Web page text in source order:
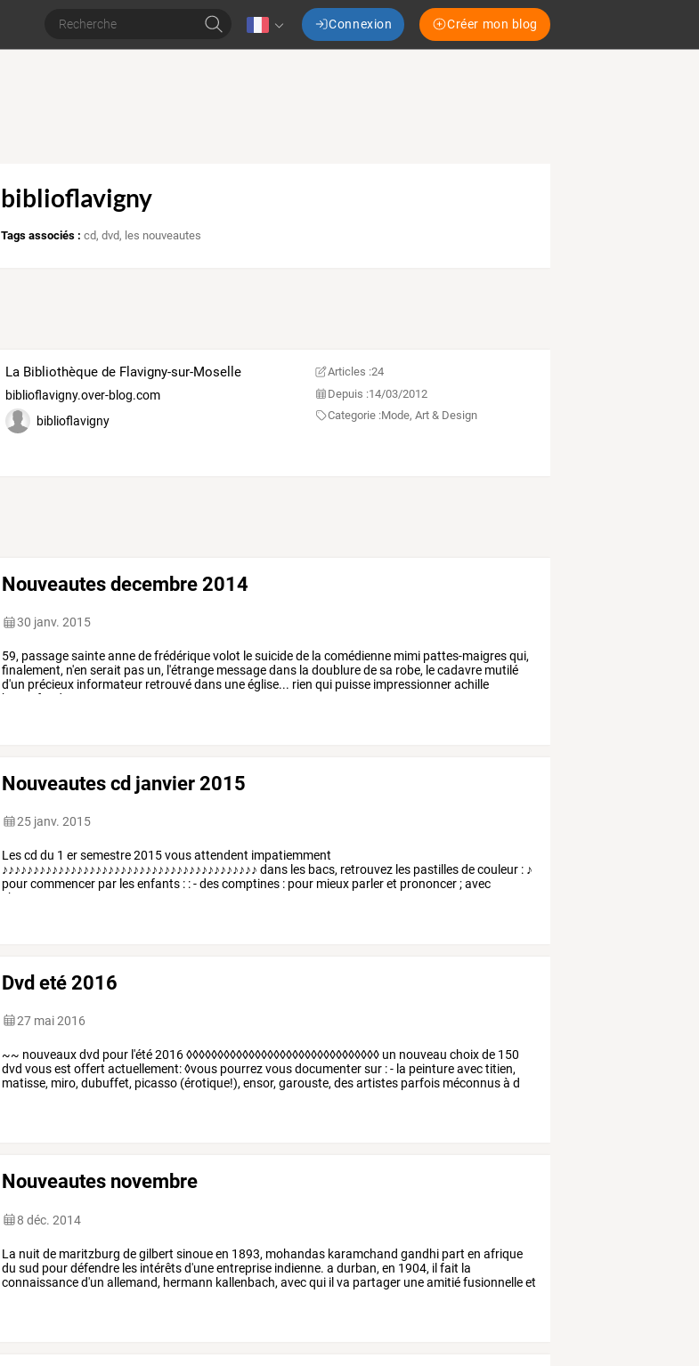
Connexion Créer mon blog
biblioflavigny
Tags associés : cd,dvd, les nouveautes
La Bibliothèque de Flavigny-sur-Moselle
biblioflavigny.over-blog.com
biblioflavigny
Articles :24
Depuis :14/03/2012
Categorie :Mode, Art & Design
Nouveautes decembre 2014
30 janv. 2015
59, passagesainteannedefrédériquevolot lesuicidede la comédienne mimi pattes-maigresqui,
finalement, n'en serait pas un, l'étrange messagedans la doubluredesa robe, lecadavre mutilé
d'un précieux informateur retrouvédans uneéglise... rien qui puisse impressionnerachille
bonnefond
Nouveautes cd janvier 2015
25 janv. 2015
Lescd du 1 ersemestre2015vousattendent impatiemment
♪♪♪♪♪♪♪♪♪♪♪♪♪♪♪♪♪♪♪♪♪♪♪♪♪♪♪♪♪♪♪♪♪♪♪♪♪♪♪♪♪ dans les bacs, retrouvez les pastillesdecouleur : ♪
pourcommencer par lesenfants : :-descomptines : pour mieux parleret prononcer;avec
chansons
Dvd eté 2016
27 mai 2016
~~ nouveaux dvd pour l'été 2016 ◊◊◊◊◊◊◊◊◊◊◊◊◊◊◊◊◊◊◊◊◊◊◊◊◊◊◊◊◊◊◊ un nouveau choix de 150
dvd vous est offert actuellement: ◊vous pourrez vous documenter sur : - la peinture avec titien,
matisse, miro, dubuffet, picasso (érotique!), ensor, garouste, des artistes parfois méconnus à d
Nouveautes novembre
8 déc. 2014
La nuit de maritzburg degilbert sinoueen 1893, mohandas karamchand gandhi part en afrique
du sud pourdéfendre les intérêtsd'uneentreprise indienne. a durban, en 1904, il fait la
connaissanced'un allemand, hermann kallenbach, avecqui il va partager uneamitiéfusionnelleet